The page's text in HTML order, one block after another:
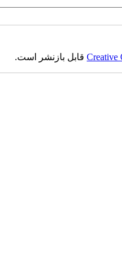
Creativeقابل بازنشر است.